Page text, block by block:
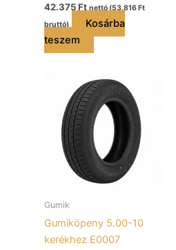
42.375Ft nettó (53.816Ft
bruttó)
Kosárba
teszem
Gumik
Gumiköpeny 5.00-10
kerékhez E0007